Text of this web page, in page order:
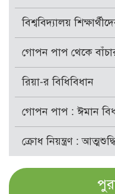
বিশ্ববিদ্যালয়
গোপন পাপ থেকে
রিয়া-র বিধিবিধান
গোপন পাপ : ঈমান
ক্রোধ নিয়ন্ত্রণ :